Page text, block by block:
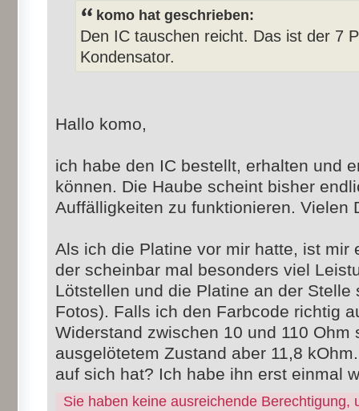
komo hat geschrieben:
Den IC tauschen reicht. Das ist der 7
Kondensator.
Hallo komo,
ich habe den IC bestellt, erhalten und
können. Die Haube scheint bisher
Auffälligkeiten zu funktionieren. Vielen
Als ich die Platine vor mir hatte, ist mir
der scheinbar mal besonders viel
Lötstellen und die Platine an der
Fotos). Falls ich den Farbcode richtig
Widerstand zwischen 10 und 110 Ohm
ausgelötetem Zustand aber 11,8
auf sich hat? Ich habe ihn erst einmal
Sie haben keine ausreichende Berechtigung,